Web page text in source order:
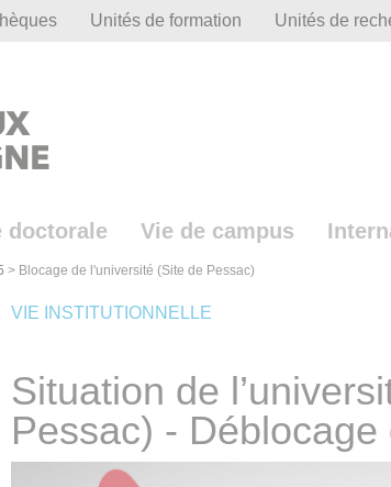
Unités de formation Unités de
doctorale Vie de campus
> Blocage de l'université (Site de Pessac)
VIE INSTITUTIONNELLE
Situation de
Pessac) -